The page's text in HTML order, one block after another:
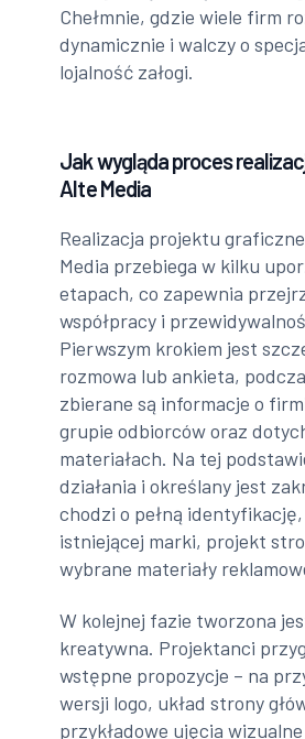
Chełmnie, gdzie wiele firm
dynamicznie i walczy o
lojalność załogi.
Jak wygląda proces
Alte Media
Realizacja projektu
Media przebiega w kilku
etapach, co zapewnia
współpracy i
Pierwszym krokiem jest
rozmowa lub ankieta,
zbierane są informacje o
grupie odbiorców oraz
materiałach. Na tej
działania i określany jest
chodzi o pełną
istniejącej marki, projekt
wybrane materiały
W kolejnej fazie tworzona
kreatywna. Projektanci
wstępne propozycje – na
wersji logo, układ strony
przykładowe ujęcia